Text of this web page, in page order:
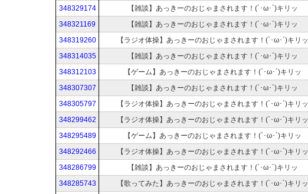
348329174
【雑談】あっきーのおじゃまされます！(`･ω･´)キリッ
348321169
【雑談】あっきーのおじゃまされます！(`･ω･´)キリッ
348319260
【ラジオ体操】あっきーのおじゃまされます！(`･ω･´)キリッ
348314035
【雑談】あっきーのおじゃまされます！(`･ω･´)キリッ
348312103
【ゲーム】あっきーのおじゃまされます！(`･ω･´)キリッ
348307307
【雑談】あっきーのおじゃまされます！(`･ω･´)キリッ
348305797
【ラジオ体操】あっきーのおじゃまされます！(`･ω･´)キリッ
348299462
【ラジオ体操】あっきーのおじゃまされます！(`･ω･´)キリッ
348295489
【ゲーム】あっきーのおじゃまされます！(`･ω･´)キリッ
348292466
【ラジオ体操】あっきーのおじゃまされます！(`･ω･´)キリッ
348286799
【雑談】あっきーのおじゃまされます！(`･ω･´)キリッ
348285743
【歌ってみた】あっきーのおじゃまされます！(`･ω･´)キリッ